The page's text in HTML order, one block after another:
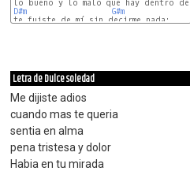
D#m
G#m
te fuiste de mí sin decirme nada:
Letra de Dulce soledad
Me dijiste adios
cuando mas te queria
sentia en alma
pena tristesa y dolor
Habia en tu mirada